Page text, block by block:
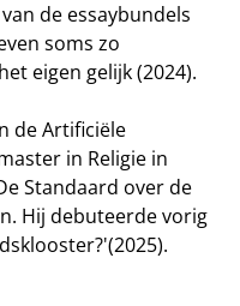
de essaybundels
soms zo
eigen gelijk (2024).
de Artificiële
in Religie in
Standaard over de
Hij debuteerde vorig